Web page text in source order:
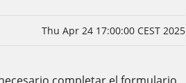
Thu Apr 24 17:00:00 CEST 2025